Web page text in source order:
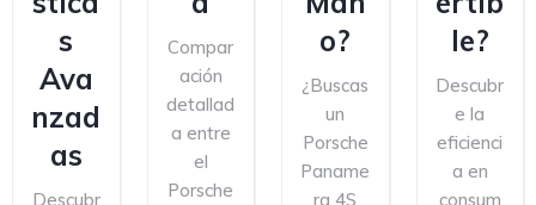
s
Ava
nzad
as
Descubr
Compar
ación
detallad
a entre
el
Porsche
o?
¿Buscas
un
Porsche
Paname
ra 4S
le?
Descubr
e la
eficienci
a en
consum